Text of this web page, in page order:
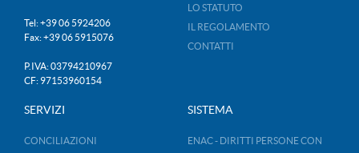
Tel: +39 06 5924206
Fax: +39 06 5915076
P.IVA: 03794210967
CF: 97153960154
LO STATUTO
IL REGOLAMENTO
CONTATTI
SERVIZI
CONCILIAZIONI
SISTEMA
ENAC - DIRITTI PERSONE CON